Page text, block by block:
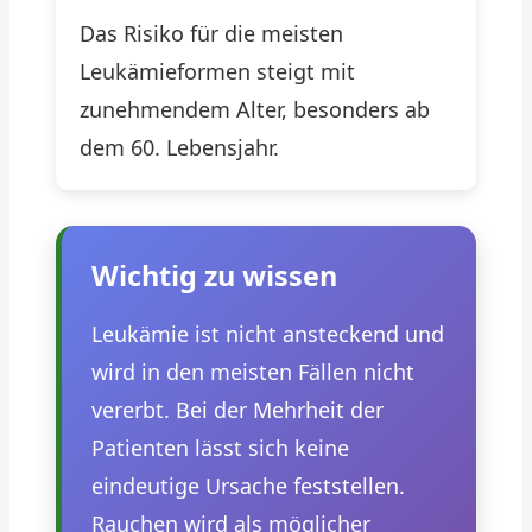
Das Risiko für die meisten
Leukämieformen steigt mit
zunehmendem Alter, besonders ab
dem 60. Lebensjahr.
Wichtig zu wissen
Leukämie ist nicht ansteckend und
wird in den meisten Fällen nicht
vererbt. Bei der Mehrheit der
Patienten lässt sich keine
eindeutige Ursache feststellen.
Rauchen wird als möglicher